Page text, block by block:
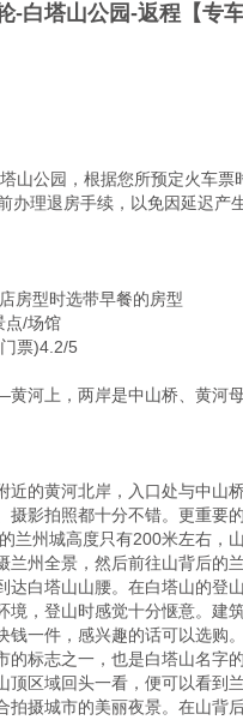
-白塔山公园-返程【专车
山公园，根据您所预定火车
办理退房手续，以免因延迟产
房型时选带早餐的房型
点/场馆
票)4.2/5
河上，两岸是中山桥、黄河
近的黄河北岸，入口处与中山
摄影拍照都十分不错。更重要
兰州城高度只有200米左右，
兰州全景，然后前往山背后的
达白塔山山腰。在白塔山的登
境，登山时感觉十分惬意。建
钱一件，感兴趣的话可以选购
的标志之一，也是白塔山名字
顶区域回头一看，便可以看
拍摄城市的美丽夜景。在山背